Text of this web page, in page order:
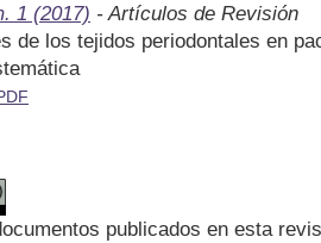
1 (2017) - Artículos de Revisión
de los tejidos periodontales en
publicados en esta